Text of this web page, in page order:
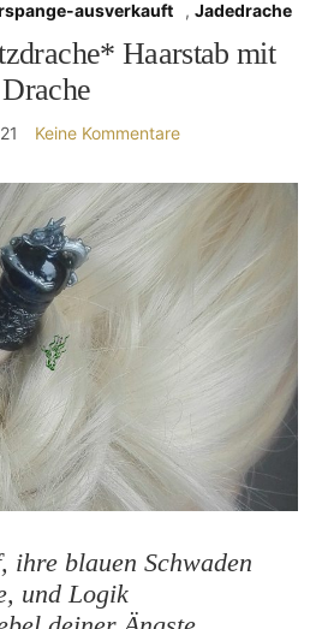
ausverkauft , Jadedrache
Haarstab mit
Drache
Keine Kommentare
ihre blauen Schwaden
und Logik